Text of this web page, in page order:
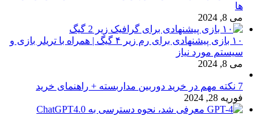
ها
می 8, 2024
۱۰ بازی پیشنهادی برای رم زیر ۴ گیگ | همراه با تریلر بازی و
سیستم مورد نیاز
می 8, 2024
7 نکته مهم در خرید دوربین مداربسته + راهنمای خرید
فوریه 28, 2024